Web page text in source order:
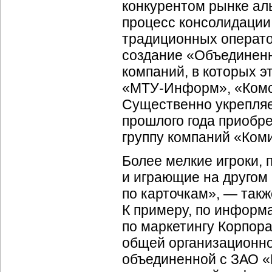
конкурентом рынке
процесс
традиционных
создание
компаний, в которых
«МТУ-Информ»,
Существенно
прошлого года
группу компаний «
Более мелкие игроки,
и играющие на
по карточкам», —
К примеру, по
по маркетингу
общей
объединенной с ЗАО